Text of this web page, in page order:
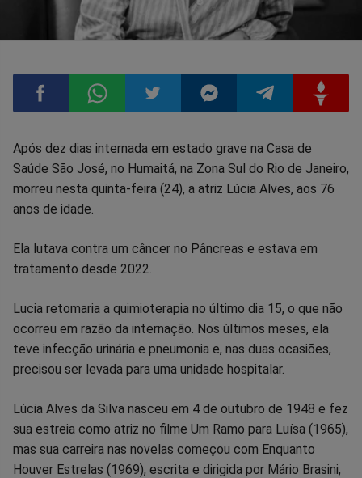
Compartilhar
no
Compartilhar
no
Compartilhar
no
Compartilhar
no
Compartilhar
no
no
Após dez dias internada em estado grave na Casa de
Saúde São José, no Humaitá, na Zona Sul do Rio de Janeiro,
morreu nesta quinta-feira (24), a atriz Lúcia Alves, aos 76
anos de idade.
Ela lutava contra um câncer no Pâncreas e estava em
tratamento desde 2022.
Lucia retomaria a quimioterapia no último dia 15, o que não
ocorreu em razão da internação. Nos últimos meses, ela
teve infecção urinária e pneumonia e, nas duas ocasiões,
precisou ser levada para uma unidade hospitalar.
Lúcia Alves da Silva nasceu em 4 de outubro de 1948 e fez
sua estreia como atriz no filme Um Ramo para Luísa (1965),
mas sua carreira nas novelas começou com Enquanto
Houver Estrelas (1969), escrita e dirigida por Mário Brasini,